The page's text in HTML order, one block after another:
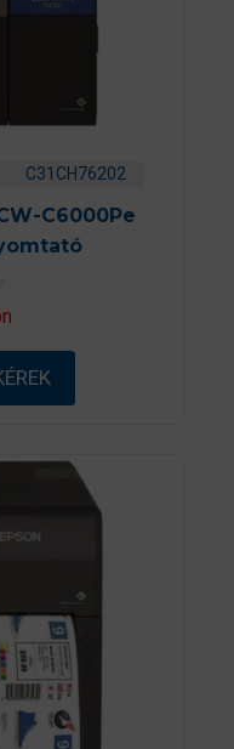
C31CH76202
C6000Pe